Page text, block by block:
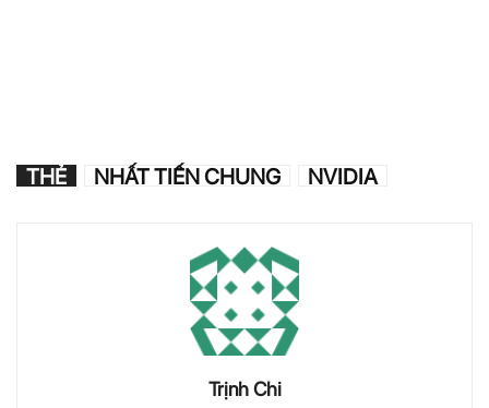
THẺ NHẤT TIẾN CHUNG NVIDIA
Trịnh Chi